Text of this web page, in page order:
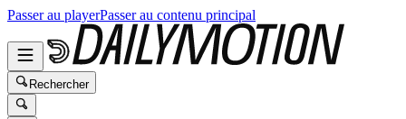
Passer au playerPasser au contenu principal
Rechercher